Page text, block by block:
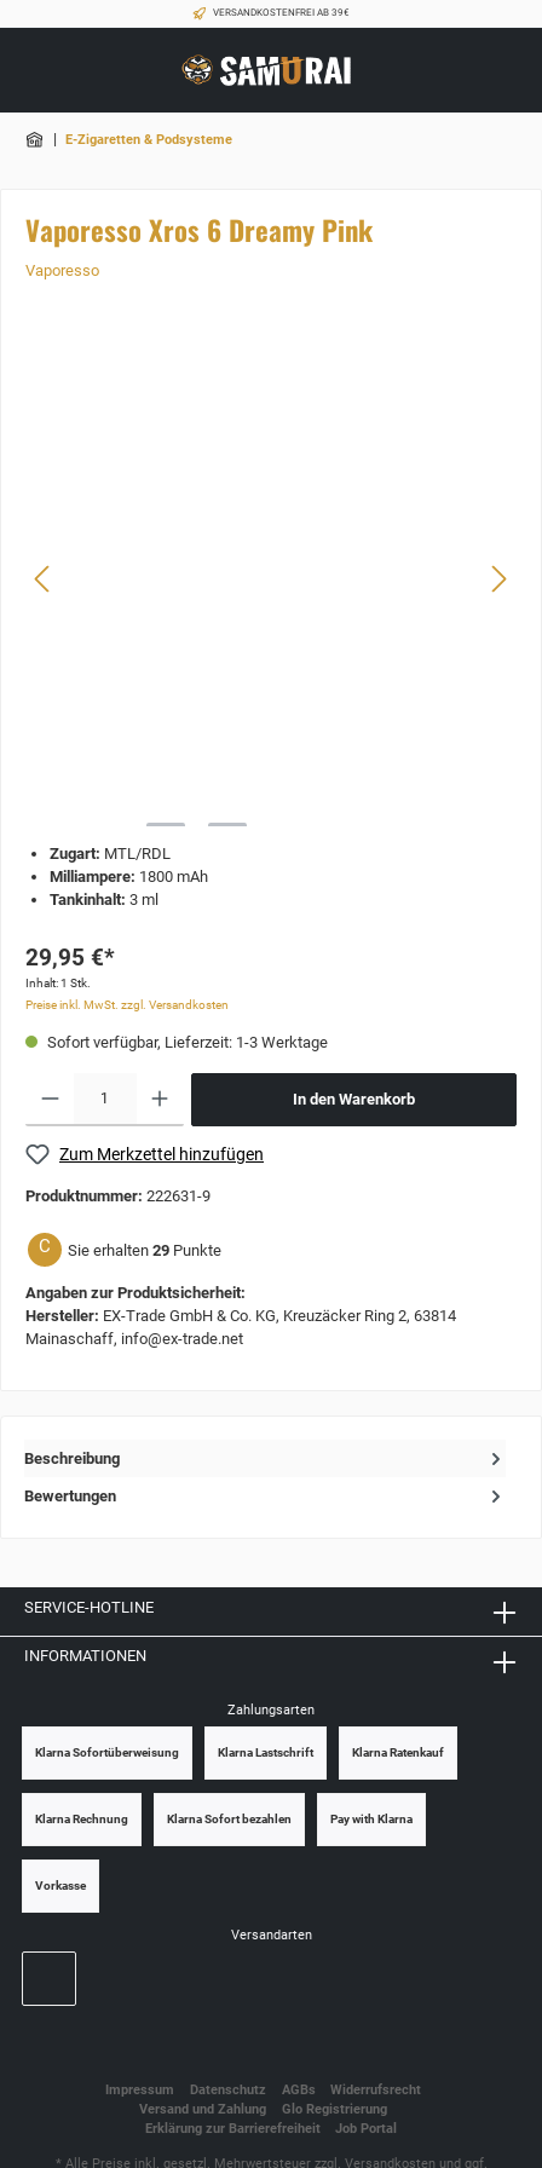
VERSANDKOSTENFREI AB 39€
| E-Zigaretten & Podsysteme
Vaporesso Xros 6 Dreamy Pink
Vaporesso
Zugart: MTL/RDL
Milliampere: 1800 mAh
Tankinhalt: 3 ml
29,95 €*
Inhalt:1 Stk.
Preise inkl. MwSt. zzgl. Versandkosten
Sofort verfügbar, Lieferzeit: 1-3 Werktage
In den Warenkorb
Zum Merkzettel hinzufügen
Produktnummer: 222631-9
C Sie erhalten 29 Punkte
Angaben zur Produktsicherheit:
Hersteller: EX-Trade GmbH & Co. KG, Kreuzäcker Ring 2, 63814
Mainaschaff, info@ex-trade.net
Beschreibung
Bewertungen
SERVICE-HOTLINE
INFORMATIONEN
Zahlungsarten
Klarna Sofortüberweisung Klarna Lastschrift Klarna Ratenkauf
Klarna Rechnung Klarna Sofort bezahlen Pay with Klarna
Vorkasse
Versandarten
Impressum Datenschutz AGBs
Widerrufsrecht
Versand und Zahlung
Glo Registrierung
Erklärung zur Barrierefreiheit
Job Portal
* Alle Preise inkl. gesetzl. Mehrwertsteuer zzgl. Versandkosten und ggf.